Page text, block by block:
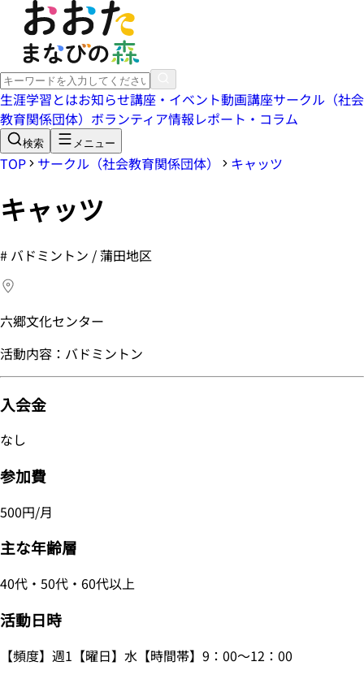
生涯学習とはお知らせ講座・イベント動画講座サークル（社会
教育関係団体） ボランティア情報レポート・コラム
検索 メニュー
TOP サークル（社会教育関係団体） キャッツ
キャッツ
# バドミントン / 蒲田地区
六郷文化センター
活動内容：バドミントン
入会金
なし
参加費
500円/月
主な年齢層
40代・50代・60代以上
活動日時
【頻度】週1【曜日】水【時間帯】9：00～12：00